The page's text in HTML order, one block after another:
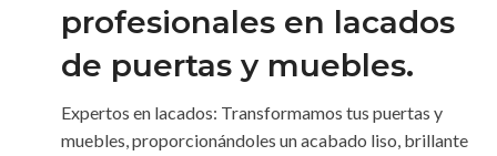
profesionales en lacados
de puertas y muebles.
Expertos en lacados: Transformamos tus puertas y
muebles, proporcionándoles un acabado liso, brillante